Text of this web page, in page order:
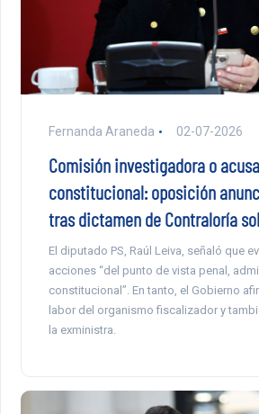
Fernanda Araneda 02-07-2026
Comisión investigadora o
constitucional: oposición
tras dictamen de Contraloría
El diputado PS, Raúl Leiva, señaló que
acciones “del punto de vista penal,
constitucional”. En tanto, el Gobierno
labor del organismo fiscalizador y
la exministra.